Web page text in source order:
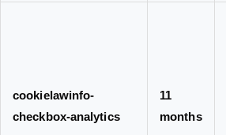
cookielawinfo-
checkbox-analytics
11
months